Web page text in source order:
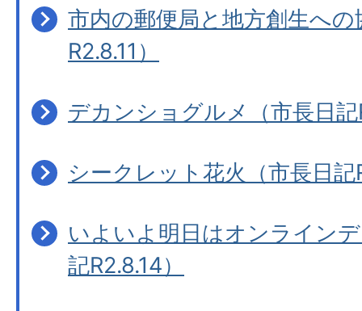
市内の郵便局と地方創生への
R2.8.11）
デカンショグルメ（市長日記
シークレット花火（市長日記
いよいよ明日はオンライン
記R2.8.14）